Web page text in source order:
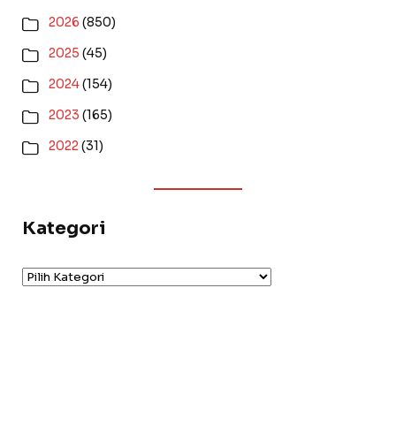
2026 (850)
2025 (45)
2024(154)
2023 (165)
2022(31)
Kategori
Kategori